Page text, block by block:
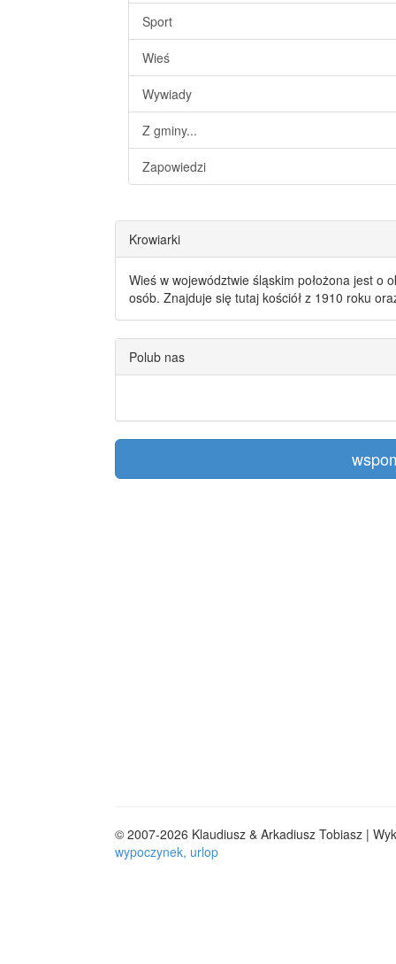
Sport
Wieś
Wywiady
Z gminy...
Zapowiedzi
Krowiarki
Wieś w województwie śląskim położona jest o
osób. Znajduje się tutaj kościół z 1910 roku
Polub nas
© 2007-2026 Klaudiusz & Arkadiusz Tobiasz |
wypoczynek, urlop